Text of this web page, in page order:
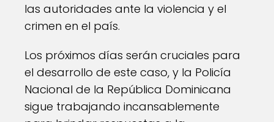
las autoridades ante la violencia y el
crimen en el país.
Los próximos días serán cruciales para
el desarrollo de este caso, y la Policía
Nacional de la República Dominicana
sigue trabajando incansablemente